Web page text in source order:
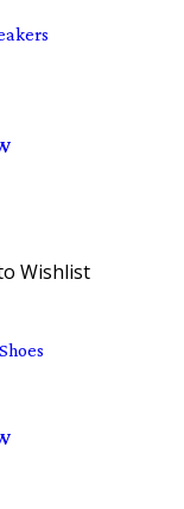
Wishlist